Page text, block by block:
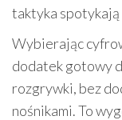
taktyka spotykają
Wybierając
dodatek gotowy
rozgrywki, bez
nośnikami. To